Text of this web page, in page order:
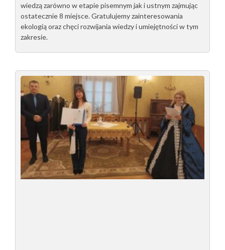
wiedzą zarówno w etapie pisemnym jak i ustnym zajmując
ostatecznie 8 miejsce. Gratulujemy zainteresowania
ekologią oraz chęci rozwijania wiedzy i umiejętności w tym
zakresie.